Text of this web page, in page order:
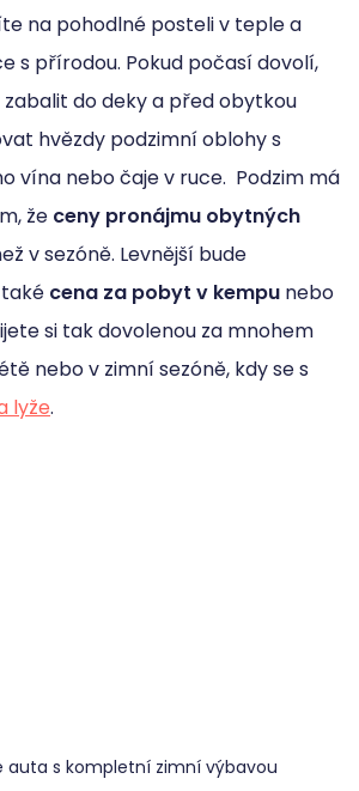
na pohodlné posteli v teple a
s přírodou. Pokud počasí dovolí,
do deky a před obytkou
hvězdy podzimní oblohy s
vína nebo čaje v ruce. Podzim má
že ceny pronájmu obytných
v sezóně. Levnější bude
cena za pobyt v kempu nebo
si tak dovolenou za mnohem
nebo v zimní sezóně, kdy se s
lyže.
auta s kompletní zimní výbavou